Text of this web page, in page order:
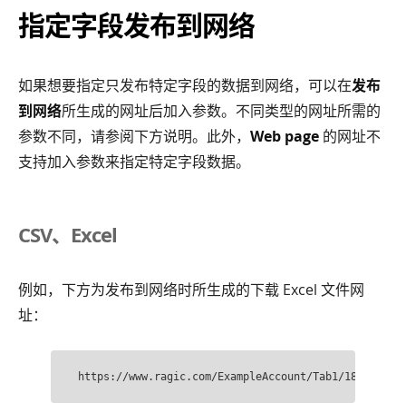
指定字段发布到网络
如果想要指定只发布特定字段的数据到网络，可以在发布
到网络所生成的网址后加入参数。不同类型的网址所需的
参数不同，请参阅下方说明。此外， Web page 的网址不
支持加入参数来指定特定字段数据。
CSV、Excel
例如，下方为发布到网络时所生成的下载 Excel 文件网
址：
https://www.ragic.com/ExampleAccount/Tab1/18.xlsx